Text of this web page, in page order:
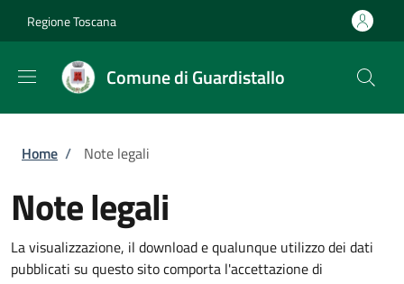
Regione Toscana
Comune di Guardistallo
Briciole di pane
Home / Note legali
Note legali
La visualizzazione, il download e qualunque utilizzo dei dati
pubblicati su questo sito comporta l'accettazione di